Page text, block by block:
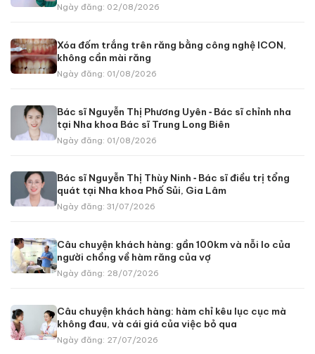
Ngày đăng: 02/08/2026
Xóa đốm trắng trên răng bằng công nghệ ICON,
không cần mài răng
Ngày đăng: 01/08/2026
Bác sĩ Nguyễn Thị Phương Uyên ‑ Bác sĩ chỉnh nha
tại Nha khoa Bác sĩ Trung Long Biên
Ngày đăng: 01/08/2026
Bác sĩ Nguyễn Thị Thùy Ninh ‑ Bác sĩ điều trị tổng
quát tại Nha khoa Phố Sủi, Gia Lâm
Ngày đăng: 31/07/2026
Câu chuyện khách hàng: gần 100km và nỗi lo của
người chồng về hàm răng của vợ
Ngày đăng: 28/07/2026
Câu chuyện khách hàng: hàm chỉ kêu lục cục mà
không đau, và cái giá của việc bỏ qua
Ngày đăng: 27/07/2026